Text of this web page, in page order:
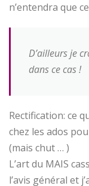
n’entendra que
D’ailleurs je
dans ce cas !
Rectification: ce
chez les ados
(mais chut … )
L’art du MAIS
l’avis général et